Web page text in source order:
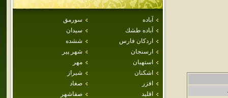
آباده
سورمق
آباده طشك
سيدان
اردكان فارس
ششده
ارسنجان
شهر پير
استهبان
مهر
اشكنان
شيراز
افزر
صغاد
اقليد
صفاشهر